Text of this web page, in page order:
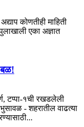
कोणतीही माहिती
एका अज्ञात
बळ!
टप्पा-१ची रखडलेली
- शहरातील वाढत्या